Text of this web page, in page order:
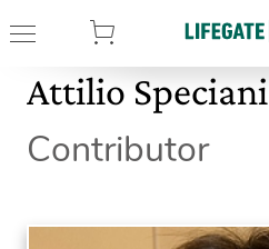
Attilio Speciani
Contributor